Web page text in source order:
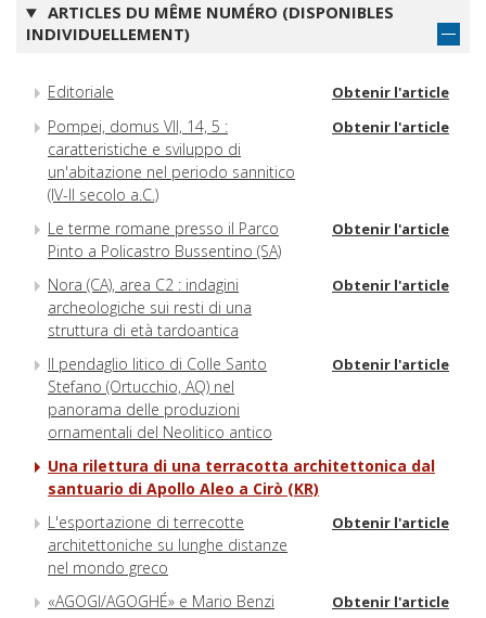
ARTICLES DU MÊME NUMÉRO (DISPONIBLES
INDIVIDUELLEMENT)
Editoriale Obtenir l'article
Pompei, domus VII, 14, 5 :
caratteristiche e sviluppo di
un'abitazione nel periodo sannitico
(IV-II secolo a.C.)
Obtenir l'article
Le terme romane presso il Parco
Pinto a Policastro Bussentino (SA)
Obtenir l'article
Nora (CA), area C2 : indagini
archeologiche sui resti di una
struttura di età tardoantica
Obtenir l'article
Il pendaglio litico di Colle Santo
Stefano (Ortucchio, AQ) nel
panorama delle produzioni
ornamentali del Neolitico antico
Obtenir l'article
Una rilettura di una terracotta architettonica dal
santuario di Apollo Aleo a Cirò (KR)
L'esportazione di terrecotte
architettoniche su lunghe distanze
nel mondo greco
Obtenir l'article
«AGOGI/AGOGHÉ» e Mario Benzi Obtenir l'article